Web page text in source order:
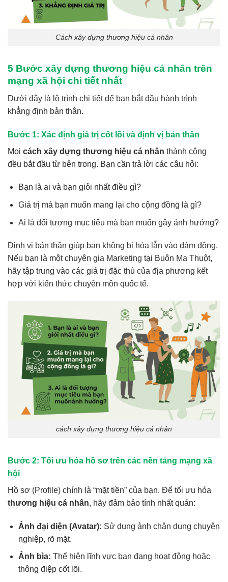
Cách xây dựng thương hiệu cá nhân
5 Bước xây dựng thương hiệu cá nhân trên
mạng xã hội chi tiết nhất
Dưới đây là lộ trình chi tiết để bạn bắt đầu hành trình
khẳng định bản thân.
Bước 1: Xác định giá trị cốt lõi và định vị bản thân
Mọi cách xây dựng thương hiệu cá nhân thành công
đều bắt đầu từ bên trong. Bạn cần trả lời các câu hỏi:
Bạn là ai và bạn giỏi nhất điều gì?
Giá trị mà bạn muốn mang lại cho cộng đồng là gì?
Ai là đối tượng mục tiêu mà bạn muốn gây ảnh hưởng?
Định vị bản thân giúp bạn không bị hòa lẫn vào đám đông.
Nếu bạn là một chuyên gia Marketing tại Buôn Ma Thuột,
hãy tập trung vào các giá trị đặc thù của địa phương kết
hợp với kiến thức chuyên môn quốc tế.
cách xây dựng thương hiệu cá nhân
Bước 2: Tối ưu hóa hồ sơ trên các nền tảng mạng xã
hội
Hồ sơ (Profile) chính là “mặt tiền” của bạn. Để tối ưu hóa
thương hiệu cá nhân, hãy đảm bảo tính nhất quán:
Ảnh đại diện (Avatar): Sử dụng ảnh chân dung chuyên
nghiệp, rõ mặt.
Ảnh bìa: Thể hiện lĩnh vực bạn đang hoạt động hoặc
thông điệp cốt lõi.